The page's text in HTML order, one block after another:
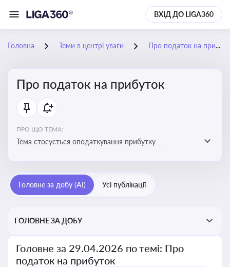
ВХІД ДО LIGA360
Головна Теми в центрі уваги Про податок на прибуток
Про податок на прибуток
ПРО ЩО ТЕМА:
Тема стосується оподаткування прибутку
звітність для бізнесу, бухгалтерів і юристів
Головне за добу (AI) Усі публікації
ГОЛОВНЕ ЗА ДОБУ
Головне за 29.04.2026 по темі: Про
податок на прибуток